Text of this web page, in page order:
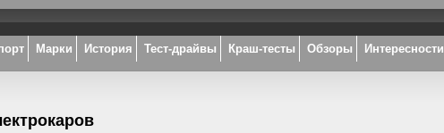
Марки История Тест-драйвы Краш-тесты Обзоры Интересности